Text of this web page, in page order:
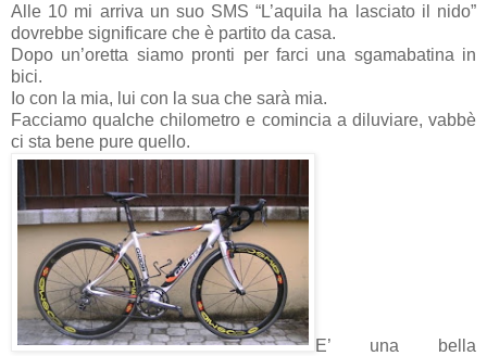
Alle 10 mi arriva un suo SMS “L’aquila ha lasciato il nido”
dovrebbe significare che è partito da casa.
Dopo un’oretta siamo pronti per farci una sgamabatina in
bici.
Io con la mia, lui con la sua che sarà mia.
Facciamo qualche chilometro e comincia a diluviare, vabbè
ci sta bene pure quello.
E’ una bella